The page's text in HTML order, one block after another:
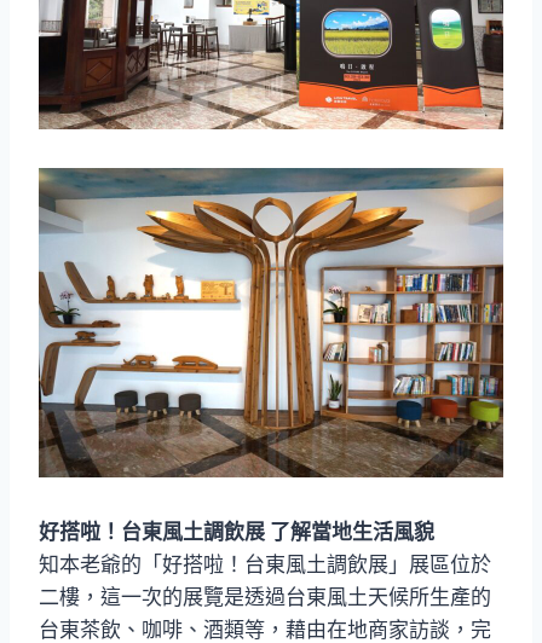
好搭啦！台東風土調飲展 了解當地生活風貌
知本老爺的「好搭啦！台東風土調飲展」展區位於
二樓，這一次的展覽是透過台東風土天候所生產的
台東茶飲、咖啡、酒類等，藉由在地商家訪談，完